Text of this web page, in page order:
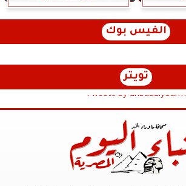
الفيس بوك
تويتر
Tweets by anbaaalyoum1